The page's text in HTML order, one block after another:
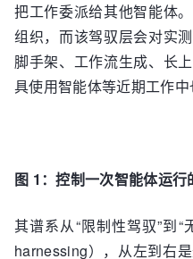
把工作委派给其他智能体
组织，而该驾驭层会对实
脚手架、工作流生成、长
具使用智能体等近期工作中
图 1：控制一次智能体运行
其谱系从“限制性驾驭”到
harnessing），从左到右